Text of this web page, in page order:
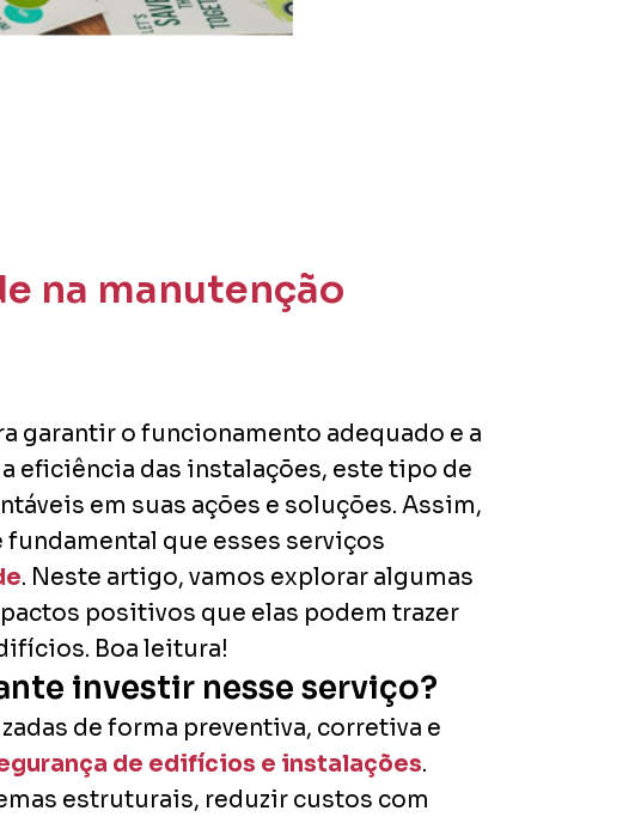
na manutenção
garantir o funcionamento adequado e a
eficiência das instalações, este tipo de
em suas ações e soluções. Assim,
fundamental que esses serviços
. Neste artigo, vamos explorar algumas
positivos que elas podem trazer
Boa leitura!
investir nesse serviço?
de forma preventiva, corretiva e
de edifícios e instalações.
estruturais, reduzir custos com